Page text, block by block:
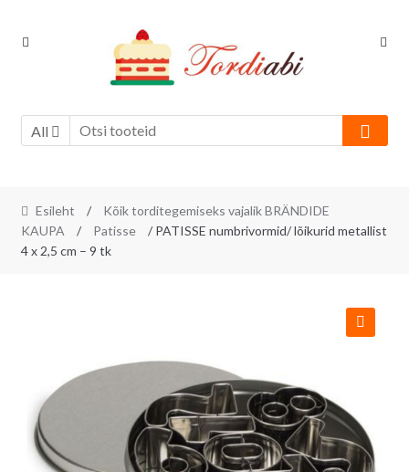
Skip
Skip
All
Esileht /
Kõik torditegemiseks vajalik BRÄNDIDE
KAUPA
/ Patisse
/ PATISSE numbrivormid/ lõikurid metallist
4 x 2,5 cm – 9 tk